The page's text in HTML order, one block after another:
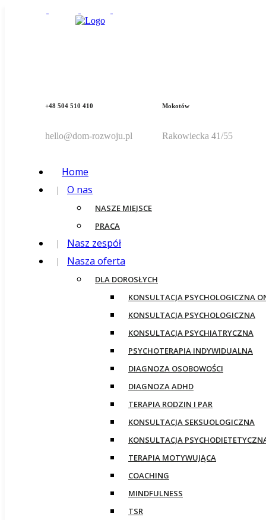
+48 504 510 410
hello@dom-rozwoju.pl
Mokotów
Rakowiecka 41/55
Home
O nas
NASZE MIEJSCE
PRACA
Nasz zespół
Nasza oferta
DLA DOROSŁYCH
KONSULTACJA PSYCHOLOGICZNA
KONSULTACJA PSYCHOLOGICZNA
KONSULTACJA PSYCHIATRYCZNA
PSYCHOTERAPIA INDYWIDUALNA
DIAGNOZA OSOBOWOŚCI
DIAGNOZA ADHD
TERAPIA RODZIN I PAR
KONSULTACJA SEKSUOLOGICZNA
KONSULTACJA
TERAPIA MOTYWUJĄCA
COACHING
MINDFULNESS
TSR